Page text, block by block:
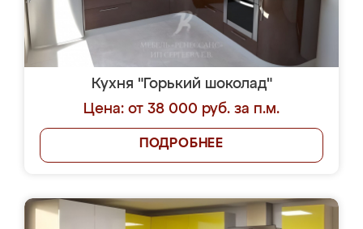
Кухня "Горький шоколад"
Цена: от 38 000 руб. за п.м.
ПОДРОБНЕЕ